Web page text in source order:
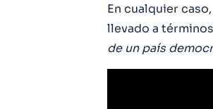
En cualquier
llevado a
de un país